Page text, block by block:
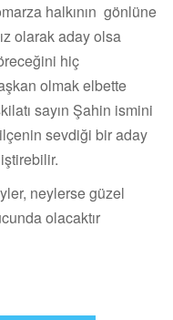
halkının gönlüne
olarak aday olsa
hiç
olmak elbette
sayın Şahin ismini
sevdiği bir aday
neylerse güzel
olacaktır